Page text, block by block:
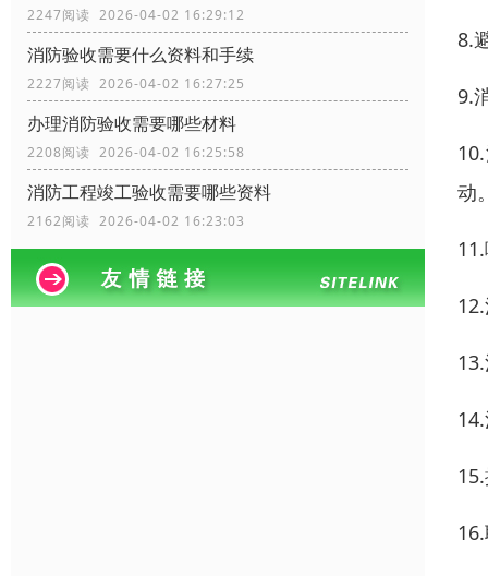
2247阅读 2026-04-02 16:29:12
消防验收需要什么资料和手续
2227阅读 2026-04-02 16:27:25
办理消防验收需要哪些材料
2208阅读 2026-04-02 16:25:58
消防工程竣工验收需要哪些资料
2162阅读 2026-04-02 16:23:03
8.
9.
动